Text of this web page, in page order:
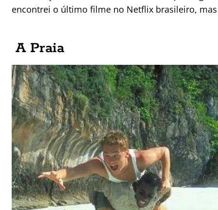
encontrei o último filme no Netflix brasileiro,
A Praia